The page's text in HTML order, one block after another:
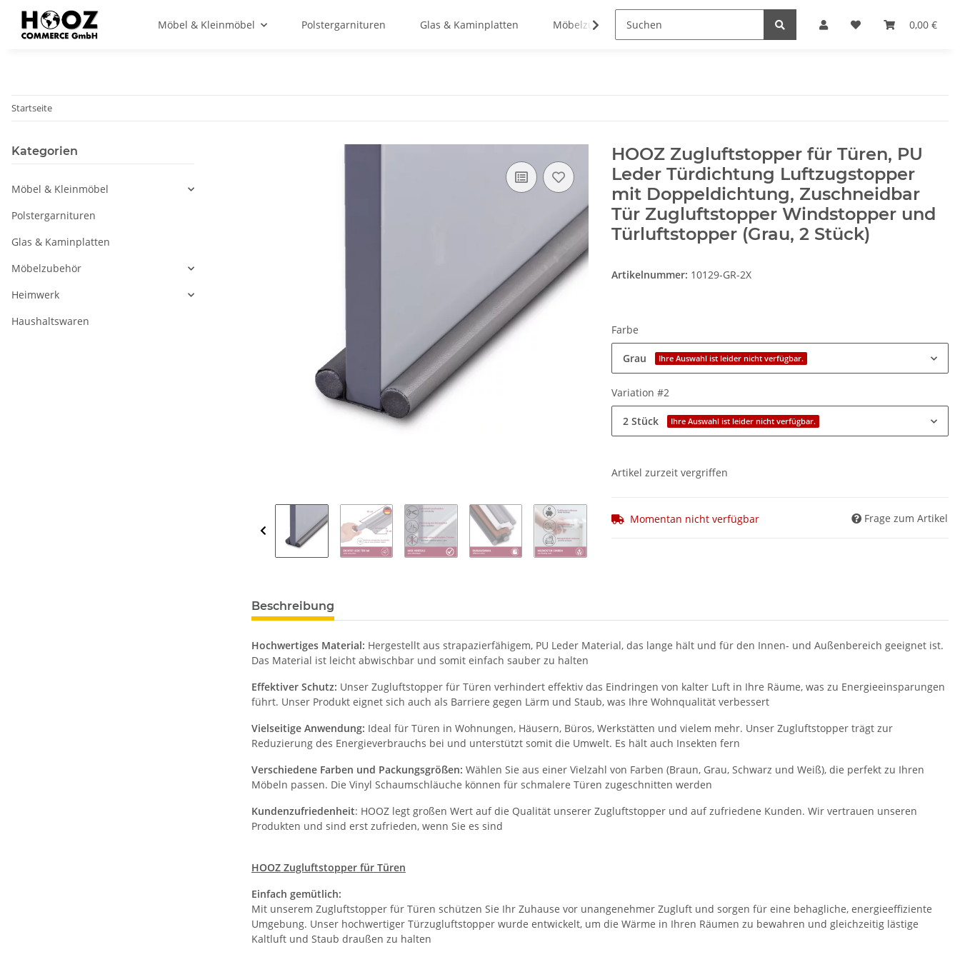
0,00 €
Möbel & Kleinmöbel Polstergarnituren Glas & Kaminplatten Möbelzubehör Haushaltswaren
Startseite
HOOZ Zugluftstopper für Türen, PU
Leder Türdichtung Luftzugstopper
mit Doppeldichtung, Zuschneidbar
Tür Zugluftstopper Windstopper und
Türluftstopper (Grau, 2 Stück)
Artikelnummer: 10129-GR-2X
Farbe
Grau Ihre Auswahl ist leider nicht verfügbar.
Variation #2
2 Stück Ihre Auswahl ist leider nicht verfügbar.
Artikel zurzeit vergriffen
Momentan nicht verfügbar Frage zum Artikel
Beschreibung
Hochwertiges Material: Hergestellt aus strapazierfähigem, PU Leder Material, das lange hält und für den Innen- und Außenbereich geeignet ist.
Das Material ist leicht abwischbar und somit einfach sauber zu halten
Effektiver Schutz: Unser Zugluftstopper für Türen verhindert effektiv das Eindringen von kalter Luft in Ihre Räume, was zu Energieeinsparungen
führt. Unser Produkt eignet sich auch als Barriere gegen Lärm und Staub, was Ihre Wohnqualität verbessert
Vielseitige Anwendung: Ideal für Türen in Wohnungen, Häusern, Büros, Werkstätten und vielem mehr. Unser Zugluftstopper trägt zur
Reduzierung des Energieverbrauchs bei und unterstützt somit die Umwelt. Es hält auch Insekten fern
Verschiedene Farben und Packungsgrößen: Wählen Sie aus einer Vielzahl von Farben (Braun, Grau, Schwarz und Weiß), die perfekt zu Ihren
Möbeln passen. Die Vinyl Schaumschläuche können für schmalere Türen zugeschnitten werden
Kundenzufriedenheit: HOOZ legt großen Wert auf die Qualität unserer Zugluftstopper und auf zufriedene Kunden. Wir vertrauen unseren
Produkten und sind erst zufrieden, wenn Sie es sind
HOOZ Zugluftstopper für Türen
Einfach gemütlich:
Mit unserem Zugluftstopper für Türen schützen Sie Ihr Zuhause vor unangenehmer Zugluft und sorgen für eine behagliche, energieeffiziente
Umgebung. Unser hochwertiger Türzugluftstopper wurde entwickelt, um die Wärme in Ihren Räumen zu bewahren und gleichzeitig lästige
Kaltluft und Staub draußen zu halten
Kategorien
Möbel & Kleinmöbel
Polstergarnituren
Glas & Kaminplatten
Möbelzubehör
Heimwerk
Haushaltswaren